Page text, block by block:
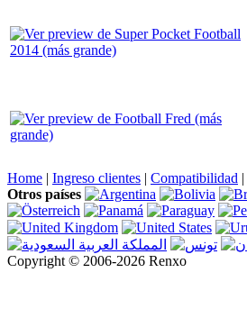
Home | Ingreso clientes | Compatibilidad |
Otros países
Copyright © 2006-2026 Renxo